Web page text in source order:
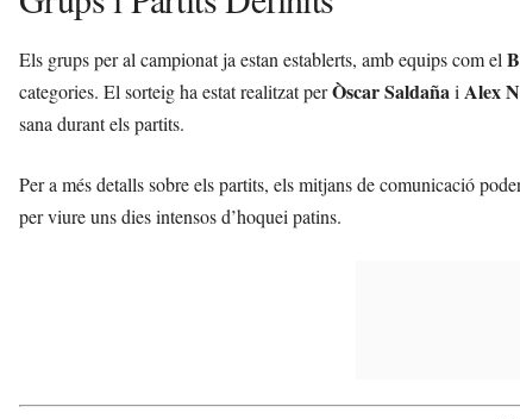
Els grups per al campionat ja estan establerts, amb equips com el
categories. El sorteig ha estat realitzat perÒscar Saldaña i Alex
sana durant els partits.
Per a més detalls sobre els partits, els mitjans de comunicació
per viure uns dies intensos d’hoquei patins.